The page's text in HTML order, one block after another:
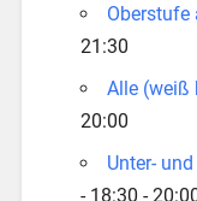
Oberstufe
21:30
Alle (weiß
20:00
Unter-
- 18:30 -